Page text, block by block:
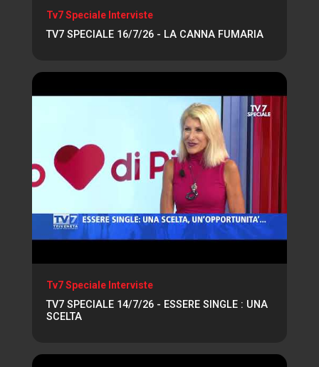
Tv7 Speciale Interviste
TV7 SPECIALE 16/7/26 - LA CANNA FUMARIA
Tv7 Speciale Interviste
TV7 SPECIALE 14/7/26 - ESSERE SINGLE : UNA
SCELTA